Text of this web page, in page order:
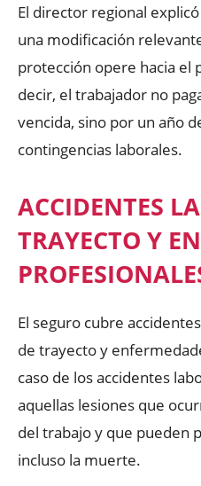
El director regional
una modificación
protección opere hacia el
decir, el trabajador no
vencida, sino por un año
contingencias laborales.
ACCIDENTES
TRAYECTO Y
El seguro cubre
de trayecto y
caso de los accidentes
aquellas lesiones que
del trabajo y que pueden
incluso la muerte.